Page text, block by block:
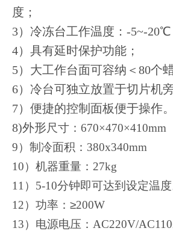
度 ；
3）冷冻台工作温度： -5~-20℃
4）具有延时保护功能；
5）大工作台面可容纳 ＜ 80个
6）冷台可独立放置于切片机
7）便捷的控制面板便于操作。
8)外形尺寸： 670×470×410mm
9）制冷面积： 380x340mm
10）机器重量： 27kg
11 ） 5-10分钟即可达到设定温度
12） 功率： ≥200W
13） 电源电压： AC220V/AC110